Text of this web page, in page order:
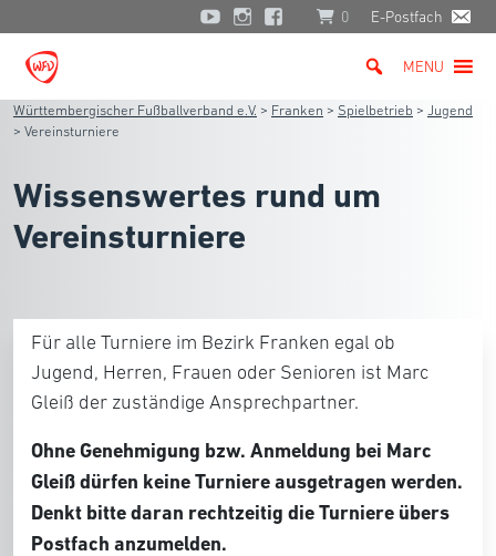
0 E-Postfach
MENU
Württembergischer Fußballverband e.V. > Franken > Spielbetrieb > Jugend
> Vereinsturniere
Wissenswertes rund um
Vereinsturniere
Für alle Turniere im Bezirk Franken egal ob
Jugend, Herren, Frauen oder Senioren ist Marc
Gleiß der zuständige Ansprechpartner.
Ohne Genehmigung bzw. Anmeldung bei Marc
Gleiß dürfen keine Turniere ausgetragen werden.
Denkt bitte daran rechtzeitig die Turniere übers
Postfach anzumelden.